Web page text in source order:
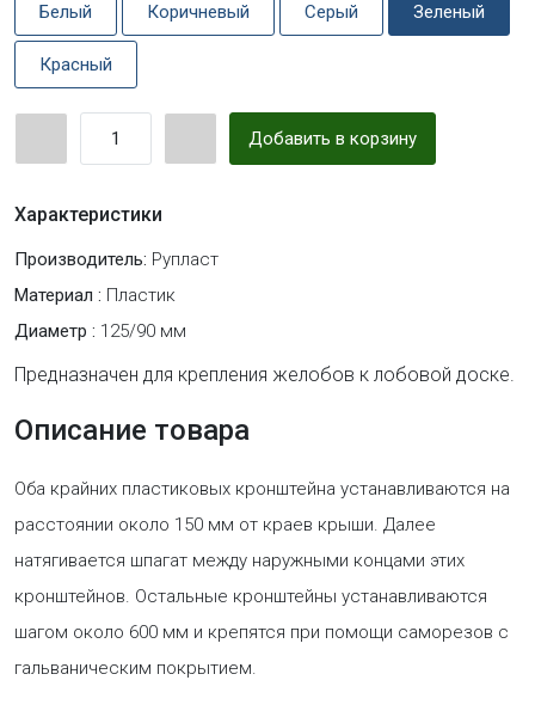
Белый Коричневый Серый Зеленый
Красный
Добавить в корзину
Характеристики
Производитель: Рупласт
Материал : Пластик
Диаметр : 125/90 мм
Предназначен для крепления желобов к лобовой доске.
Описание товара
Оба крайних пластиковых кронштейна устанавливаются на
расстоянии около 150 мм от краев крыши. Далее
натягивается шпагат между наружными концами этих
кронштейнов. Остальные кронштейны устанавливаются
шагом около 600 мм и крепятся при помощи саморезов с
гальваническим покрытием.